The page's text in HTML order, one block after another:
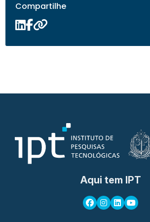
Compartilhe
Aqui tem IPT